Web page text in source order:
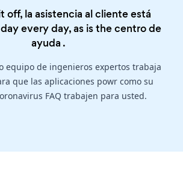
off, la asistencia al cliente está
every day, as is thecentro de
ayuda .
equipo de ingenieros expertos trabaja
que las aplicaciones powr como su
FAQ trabajen para usted.